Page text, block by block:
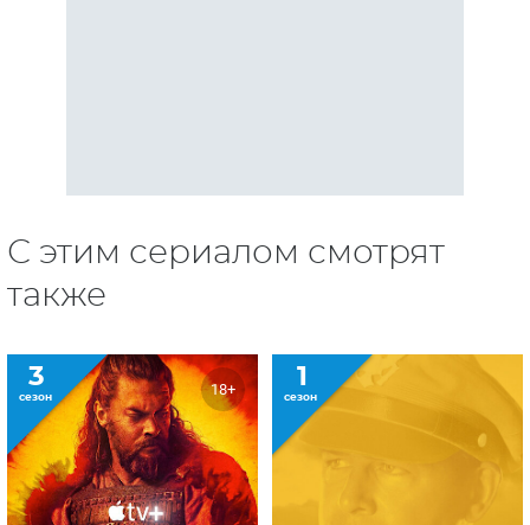
С этим сериалом смотрят
также
3
сезон 18+ 1
сезон